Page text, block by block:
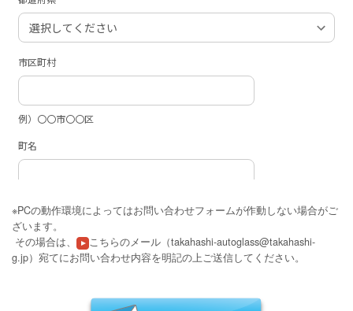
※PCの動作環境によってはお問い合わせフォームが作動しない場合がご
ざいます。
その場合は、
こちらのメール（takahashi-autoglass@takahashi-
g.jp） 宛てにお問い合わせ内容を明記の上ご送信してください。